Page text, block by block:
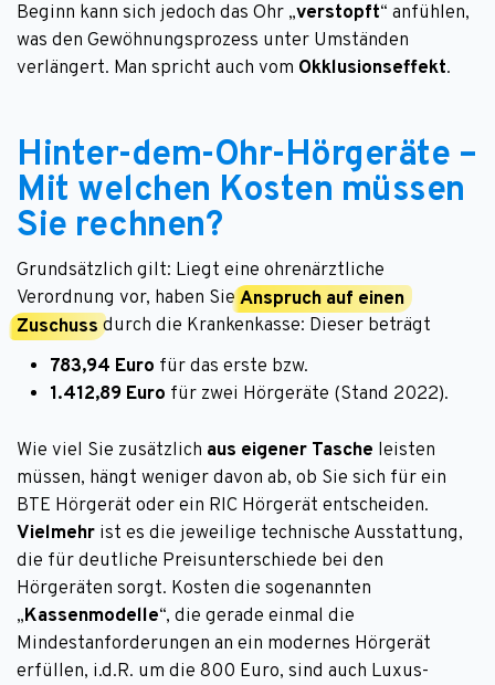
Beginn kann sich jedoch das Ohr „verstopft“ anfühlen,
was den Gewöhnungsprozess unter Umständen
verlängert. Man spricht auch vom Okklusionseffekt.
Hinter-dem-Ohr-Hörgeräte –
Mit welchen Kosten müssen
Sie rechnen?
Grundsätzlich gilt: Liegt eine ohrenärztliche
Verordnung vor, haben SieAnspruch auf einen
Zuschuss durch die Krankenkasse: Dieser beträgt
783,94 Euro für das erste bzw.
1.412,89 Euro für zwei Hörgeräte (Stand 2022).
Wie viel Sie zusätzlich aus eigener Tasche leisten
müssen, hängt weniger davon ab, ob Sie sich für ein
BTE Hörgerät oder ein RIC Hörgerät entscheiden.
Vielmehr ist es die jeweilige technische Ausstattung,
die für deutliche Preisunterschiede bei den
Hörgeräten sorgt. Kosten die sogenannten
„Kassenmodelle“, die gerade einmal die
Mindestanforderungen an ein modernes Hörgerät
erfüllen, i.d.R. um die 800 Euro, sind auch Luxus-